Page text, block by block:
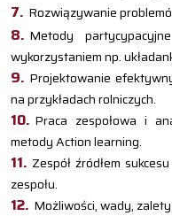
Rozwiązywanie
Metody
wykorzystaniem np.
Projektowanie
na przykładach rolniczych.
Praca zespołowa i
metody Action learning.
Zespół źródłem
zespołu.
Możliwości, wady,